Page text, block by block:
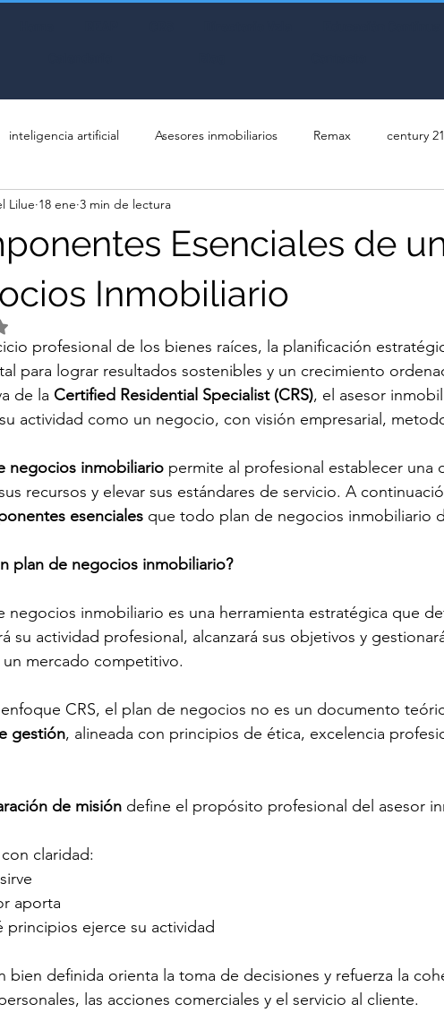
inteligencia artificial Asesores inmobiliarios Remax century 21
Esenciales de
Inmobiliario
Lilue 18 ene 3 min de lectura
NaN de 5 estrellas.
profesional de los bienes raíces, la planificación
para lograr resultados sostenibles y un crecimiento
de la Certified Residential Specialist (CRS), el asesor
actividad como un negocio, con visión empresarial,
negocios inmobiliario permite al profesional establecer una
recursos y elevar sus estándares de servicio. A
esenciales que todo plan de negocios inmobiliario
plan de negocios inmobiliario?
negocios inmobiliario es una herramienta estratégica que
su actividad profesional, alcanzará sus objetivos y
mercado competitivo.
CRS, el plan de negocios no es un documento
gestión, alineada con principios de ética, excelencia
de misión define el propósito profesional del asesor
claridad:
aporta
principios ejerce su actividad
bien definida orienta la toma de decisiones y refuerza la
las acciones comerciales y el servicio al cliente.